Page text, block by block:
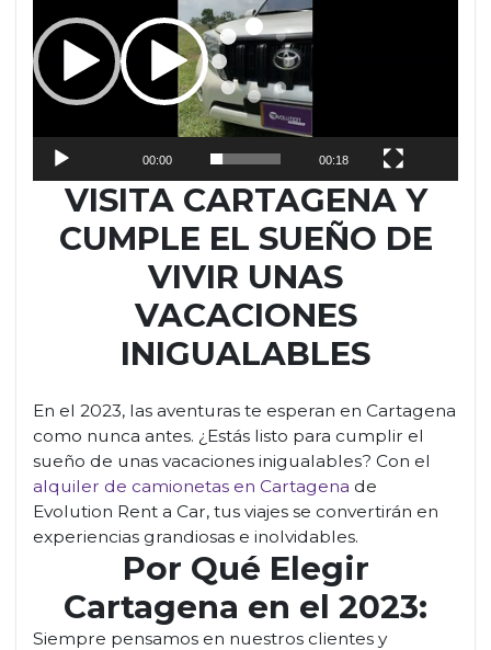
00:00 00:18
VISITA CARTAGENA Y
CUMPLE EL SUEÑO DE
VIVIR UNAS
VACACIONES
INIGUALABLES
En el 2023, las aventuras te esperan en Cartagena
como nunca antes. ¿Estás listo para cumplir el
sueño de unas vacaciones inigualables? Con el
alquiler de camionetas en Cartagena de
Evolution Rent a Car, tus viajes se convertirán en
experiencias grandiosas e inolvidables.
Por Qué Elegir
Cartagena en el 2023:
Siempre pensamos en nuestros clientes y